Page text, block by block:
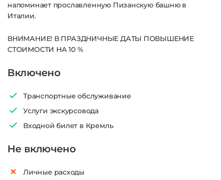
напоминает прославленную Пизанскую башню в
Италии.
ВНИМАНИЕ! В ПРАЗДНИЧНЫЕ ДАТЫ ПОВЫШЕНИЕ
СТОИМОСТИ НА 10 %
Включено
Транспортные обслуживание
Услуги экскурсовода
Входной билет в Кремль
Не включено
Личные расходы